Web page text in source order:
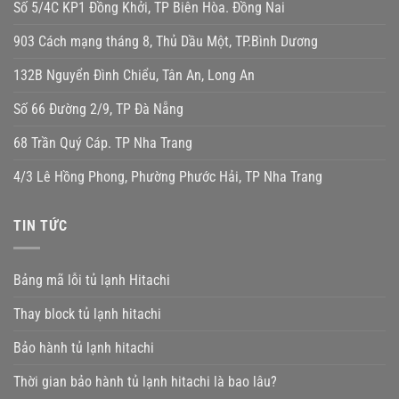
Số 5/4C KP1 Đồng Khởi, TP Biên Hòa. Đồng Nai
903 Cách mạng tháng 8, Thủ Dầu Một, TP.Bình Dương
132B Nguyển Đình Chiểu, Tân An, Long An
Số 66 Đường 2/9, TP Đà Nẵng
68 Trần Quý Cáp. TP Nha Trang
4/3 Lê Hồng Phong, Phường Phước Hải, TP Nha Trang
TIN TỨC
Bảng mã lỗi tủ lạnh Hitachi
Thay block tủ lạnh hitachi
Bảo hành tủ lạnh hitachi
Thời gian bảo hành tủ lạnh hitachi là bao lâu?